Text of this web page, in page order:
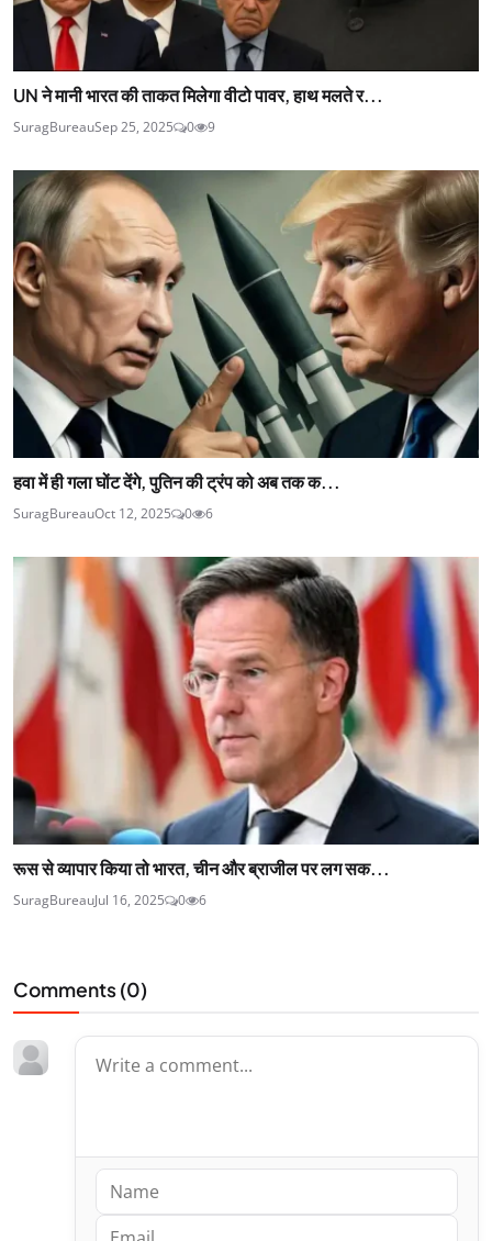
UN ने मानी भारत की ताकत मिलेगा वीटो पावर, हाथ मलते र...
SuragBureauSep 25, 2025 0 9
हवा में ही गला घोंट देंगे, पुतिन की ट्रंप को अब तक क...
SuragBureauOct 12, 2025 0 6
रूस से व्यापार किया तो भारत, चीन और ब्राजील पर लग सक...
SuragBureauJul 16, 2025 0 6
Comments (0)